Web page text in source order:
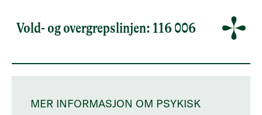
Vold- og overgrepslinjen: 116 006
MER INFORMASJON OM PSYKISK